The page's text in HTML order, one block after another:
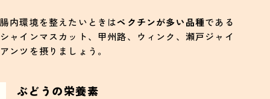
腸内環境を整えたいときはペクチンが多い品種である
シャインマスカット、甲州路、ウィンク、瀬戸ジャイ
アンツを摂りましょう。
ぶどうの栄養素